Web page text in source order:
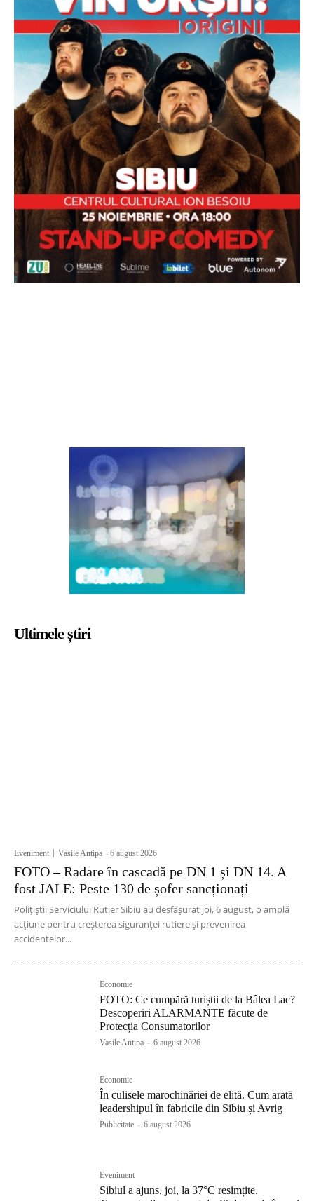
Ultimele știri
Eveniment Vasile Antipa -6 august 2026
FOTO – Radare în cascadă pe DN 1 și DN 14. A
fost JALE: Peste 130 de șofer sancționați
Polițiștii Serviciului Rutier Sibiu au desfășurat joi, 6 august, o amplă
acțiune pentru creșterea siguranței rutiere și prevenirea
accidentelor...
Economie
FOTO: Ce cumpără turiștii de la Bâlea Lac?
Descoperiri ALARMANTE făcute de
Protecția Consumatorilor
Vasile Antipa - 6 august 2026
Economie
În culisele marochinăriei de elită. Cum arată
leadershipul în fabricile din Sibiu și Avrig
Publicitate - 6 august 2026
Eveniment
Sibiul a ajuns, joi, la 37°C resimțite.